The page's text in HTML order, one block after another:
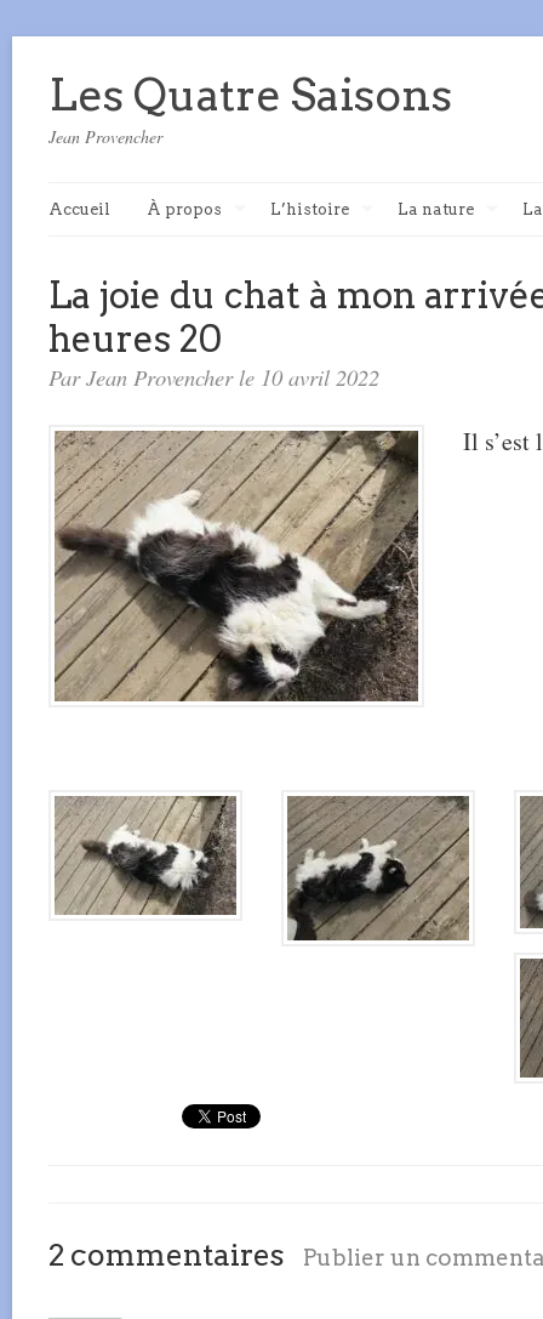
Les Quatre Saisons
Jean Provencher
Accueil À propos L’histoire La nature
La joie du chat à mon
heures 20
Par Jean Provencher le 10 avril 2022
Il s’est
2 commentaires Publier un